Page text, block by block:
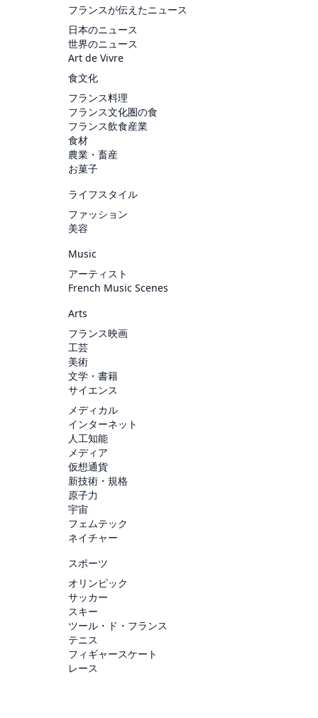
フランスが伝えたニュース
日本のニュース
世界のニュース
Art de Vivre
食文化
フランス料理
フランス文化圏の食
フランス飲食産業
食材
農業・畜産
お菓子
ライフスタイル
ファッション
美容
Music
アーティスト
French Music Scenes
Arts
フランス映画
工芸
美術
文学・書籍
サイエンス
メディカル
インターネット
人工知能
メディア
仮想通貨
新技術・規格
原子力
宇宙
フェムテック
ネイチャー
スポーツ
オリンピック
サッカー
スキー
ツール・ド・フランス
テニス
フィギャースケート
レース